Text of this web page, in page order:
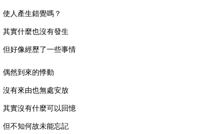
使人產生錯覺嗎？
其實什麼也沒有發生
但好像經歷了一些事情
偶然到來的悸動
沒有來由也無處安放
其實沒有什麼可以回憶
但不知何故未能忘記